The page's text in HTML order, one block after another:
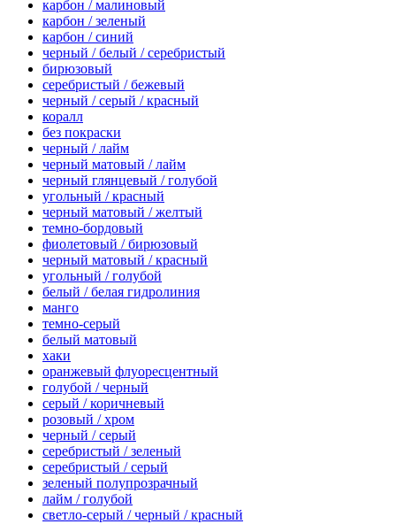
карбон / малиновый
карбон / зеленый
карбон / синий
черный / белый / серебристый
бирюзовый
серебристый / бежевый
черный / серый / красный
коралл
без покраски
черный / лайм
черный матовый / лайм
черный глянцевый / голубой
угольный / красный
черный матовый / желтый
темно-бордовый
фиолетовый / бирюзовый
черный матовый / красный
угольный / голубой
белый / белая гидролиния
манго
темно-серый
белый матовый
хаки
оранжевый флуоресцентный
голубой / черный
серый / коричневый
розовый / хром
черный / серый
серебристый / зеленый
серебристый / серый
зеленый полупрозрачный
лайм / голубой
светло-серый / черный / красный